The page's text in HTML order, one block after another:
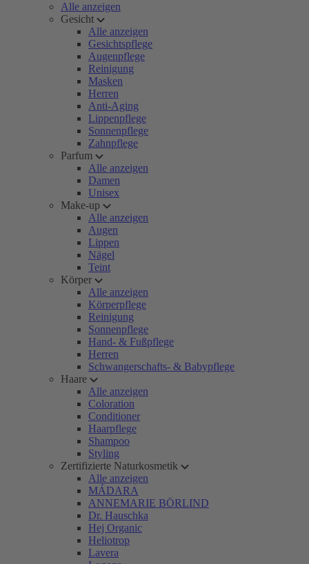
Alle anzeigen
Gesicht
Alle anzeigen
Gesichtspflege
Augenpflege
Reinigung
Masken
Herren
Anti-Aging
Lippenpflege
Sonnenpflege
Zahnpflege
Parfum
Alle anzeigen
Damen
Unisex
Make-up
Alle anzeigen
Augen
Lippen
Nägel
Teint
Körper
Alle anzeigen
Körperpflege
Reinigung
Sonnenpflege
Hand- & Fußpflege
Herren
Schwangerschafts- & Babypflege
Haare
Alle anzeigen
Coloration
Conditioner
Haarpflege
Shampoo
Styling
Zertifizierte Naturkosmetik
Alle anzeigen
MÁDARA
ANNEMARIE BÖRLIND
Dr. Hauschka
Hej Organic
Heliotrop
Lavera